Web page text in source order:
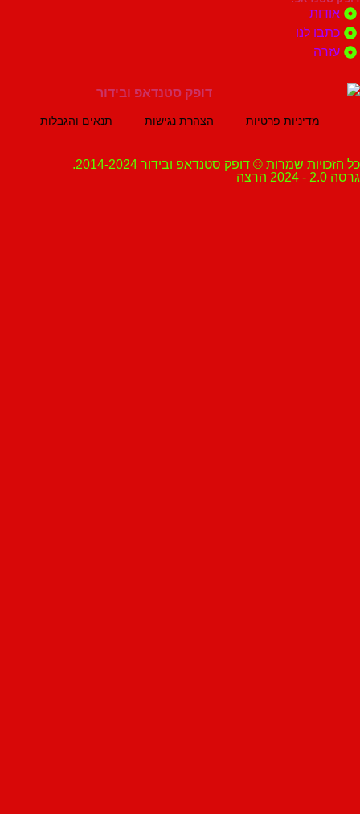
לנו
מדיניות פרטיות הצהרת נגישות תנאים והגבלות
שמרות © דופק סטנדאפ ובידור 2014-2024.